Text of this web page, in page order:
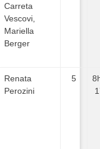
Carreta
Vescovi,
Mariella
Berger
Renata
Perozini
5